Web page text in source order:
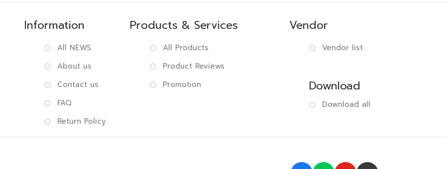
Information
All NEWS
About us
Contact us
FAQ
Return Policy
Products & Services
All Products
Product Reviews
Promotion
Vendor
Vendor list
Download
Download all